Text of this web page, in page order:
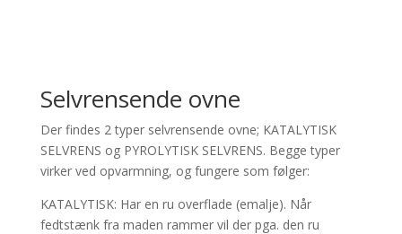
Selvrensende ovne
Der findes 2 typer selvrensende ovne; KATALYTISK
SELVRENS og PYROLYTISK SELVRENS. Begge typer
virker ved opvarmning, og fungere som følger:
KATALYTISK: Har en ru overflade (emalje). Når
fedtstænk fra maden rammer vil der pga. den ru